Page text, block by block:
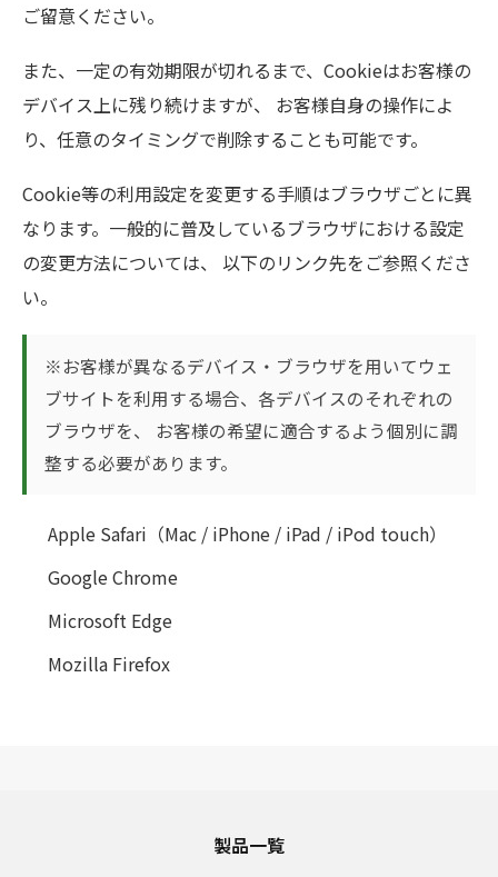
ご留意ください。
また、一定の有効期限が切れるまで、Cookieはお客様の
デバイス上に残り続けますが、 お客様自身の操作によ
り、任意のタイミングで削除することも可能です。
Cookie等の利用設定を変更する手順はブラウザごとに異
なります。一般的に普及しているブラウザにおける設定
の変更方法については、 以下のリンク先をご参照くださ
い。
※お客様が異なるデバイス・ブラウザを用いてウェ
ブサイトを利用する場合、各デバイスのそれぞれの
ブラウザを、 お客様の希望に適合するよう個別に調
整する必要があります。
Apple Safari（Mac / iPhone / iPad / iPod touch）
Google Chrome
Microsoft Edge
Mozilla Firefox
製品一覧